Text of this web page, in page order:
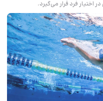
اختیار فرد قرار می‌گیرد.